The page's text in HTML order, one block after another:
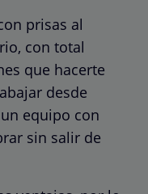
prisas al
con total
que hacerte
desde
equipo con
sin salir de